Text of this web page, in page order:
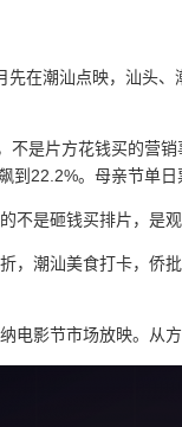
在潮汕点映，汕头
不是片方花钱买的营
到22.2%。母亲节单
不是砸钱买排片，是
，潮汕美食打卡，侨
电影节市场放映。从